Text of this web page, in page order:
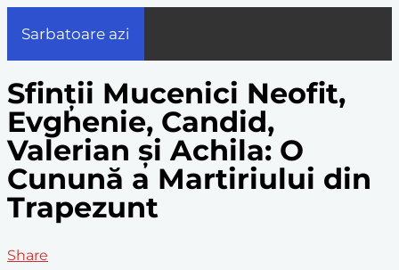
Sarbatoare azi
Sfinții Mucenici Neofit,
Evghenie, Candid,
Valerian și Achila: O
Cunună a Martiriului din
Trapezunt
Share